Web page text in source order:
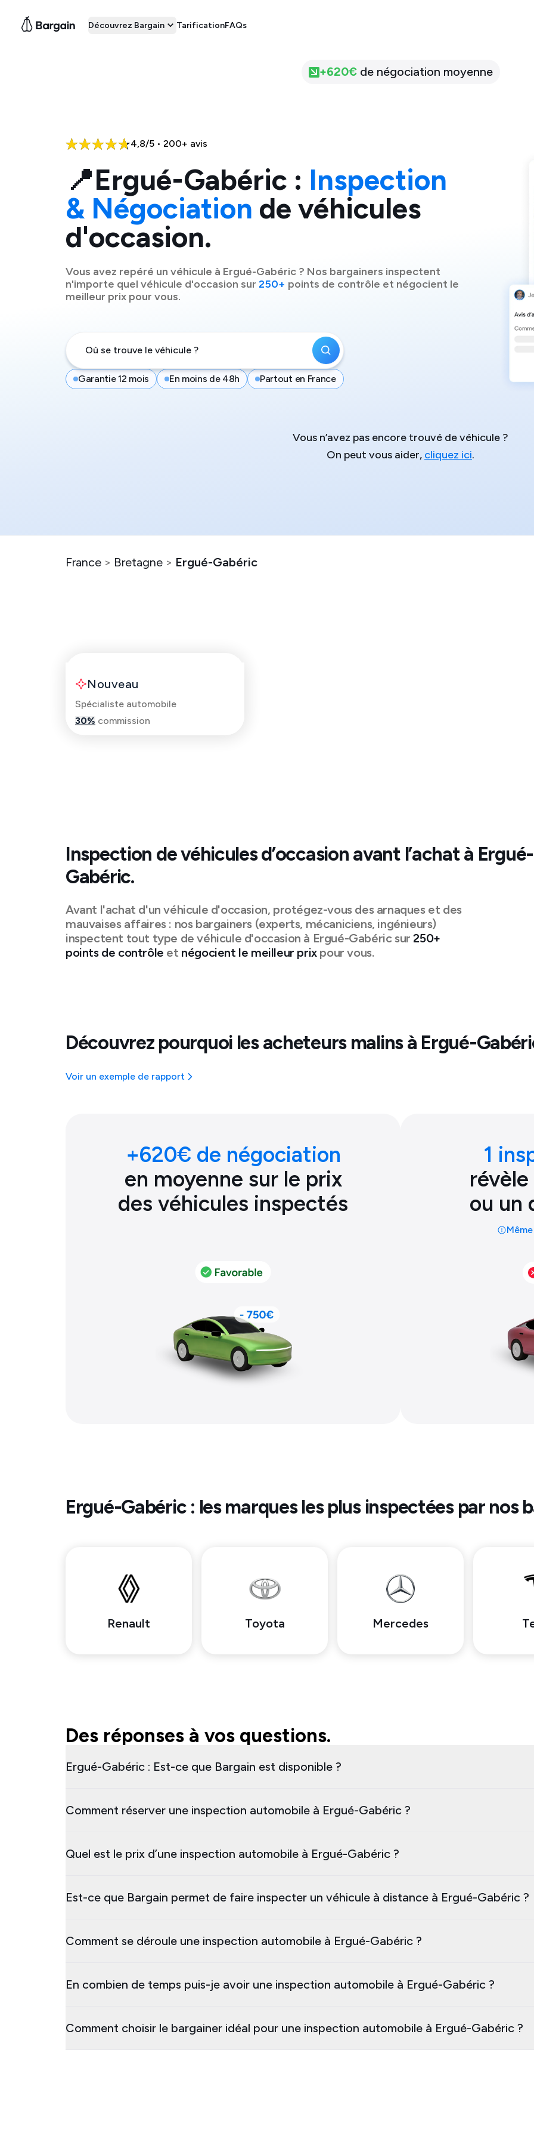
Découvrez Bargain TarificationFAQs
+620€ de négociation moyenne
4,8/5 • 200+ avis
📍Ergué-Gabéric : Inspection
& Négociation de véhicules
d'occasion.
Vous avez repéré un véhicule à Ergué-Gabéric ? Nos bargainers inspectent
n'importe quel véhicule d'occasion sur 250+ points de contrôle et négocient le
meilleur prix pour vous.
Garantie 12 mois En moins de 48h Partout en France
Vous n’avez pas encore trouvé de véhicule ?
On peut vous aider, cliquez ici.
France > Bretagne > Ergué-Gabéric
Nouveau
Spécialiste automobile
30% commission
Inspection de véhicules d’occasion avant l’achat à Ergué-
Gabéric.
Avant l'achat d'un véhicule d'occasion, protégez-vous des arnaques et des
mauvaises affaires : nos bargainers (experts, mécaniciens, ingénieurs)
inspectent tout type de véhicule d'occasion à Ergué-Gabéricsur 250+
points de contrôle et négocient le meilleur prixpour vous.
Découvrez pourquoi les acheteurs malins à Ergué-
Voir un exemple de rapport
+620€ de négociation
en moyenne sur le prix
des véhicules inspectés
1
ou un
Ergué-Gabéric: les marques les plus inspectées par nos
Renault Toyota Mercedes
Des réponses à vos questions.
Ergué-Gabéric : Est-ce que Bargain est disponible ?
Comment réserver une inspection automobile à Ergué-Gabéric ?
Quel est le prix d’une inspection automobile à Ergué-Gabéric ?
Est-ce que Bargain permet de faire inspecter un véhicule à distance à Ergué-Gabéric ?
Comment se déroule une inspection automobile à Ergué-Gabéric ?
En combien de temps puis-je avoir une inspection automobile à Ergué-Gabéric ?
Comment choisir le bargainer idéal pour une inspection automobile à Ergué-Gabéric ?